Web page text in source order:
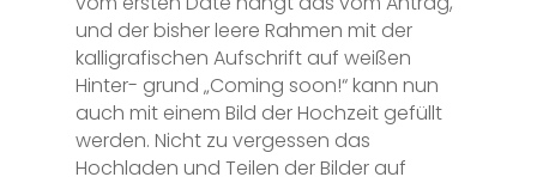
und der bisher leere Rahmen mit der
kalligrafischen Aufschrift auf weißen
Hinter- grund „Coming soon!“ kann nun
auch mit einem Bild der Hochzeit gefüllt
werden. Nicht zu vergessen das
Hochladen und Teilen der Bilder auf